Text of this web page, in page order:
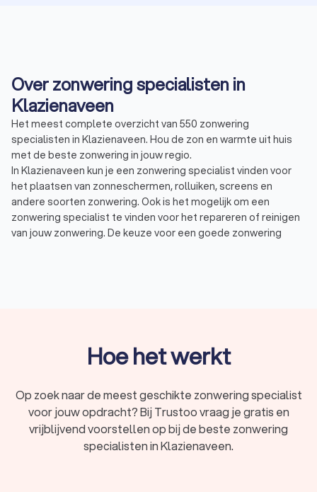
Over zonwering specialisten in
Klazienaveen
Het meest complete overzicht van 550 zonwering
specialisten in Klazienaveen. Hou de zon en warmte uit huis
met de beste zonwering in jouw regio.
In Klazienaveen kun je een zonwering specialist vinden voor
het plaatsen van zonneschermen, rolluiken, screens en
andere soorten zonwering. Ook is het mogelijk om een
zonwering specialist te vinden voor het repareren of reinigen
van jouw zonwering. De keuze voor een goede zonwering
een zonnescherm. Denk aan de keuze tussen een
uitvalscherm of een knikarmscherm, maar ook het type
Rolluiken: Een rolluik is een verticale afsluiting voor een
raam, deur of andere opening in een gebouw of andere
ruimte. Vaak kun je kiezen voor rolluiken van kunststof of
aluminium. Kunststof rolluiken zijn goedkoper, maar
aluminium rolluiken isoleren beter.
Hoe het werkt
Op zoek naar de meest geschikte zonwering specialist
voor jouw opdracht? Bij Trustoo vraag je gratis en
vrijblijvend voorstellen op bij de beste zonwering
specialisten in Klazienaveen.